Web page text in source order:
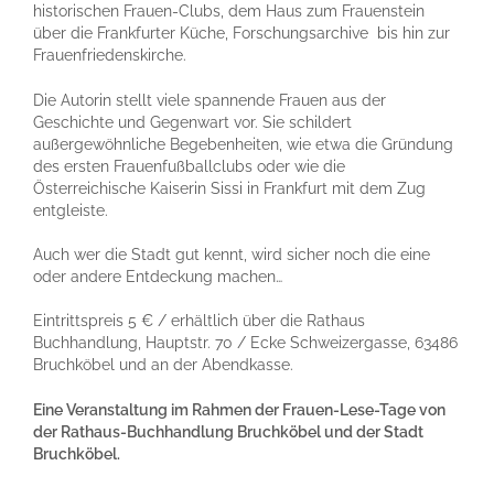
historischen Frauen-Clubs, dem Haus zum Frauenstein
über die Frankfurter Küche, Forschungsarchive bis hin zur
Frauenfriedenskirche.
Die Autorin stellt viele spannende Frauen aus der
Geschichte und Gegenwart vor. Sie schildert
außergewöhnliche Begebenheiten, wie etwa die Gründung
des ersten Frauenfußballclubs oder wie die
Österreichische Kaiserin Sissi in Frankfurt mit dem Zug
entgleiste.
Auch wer die Stadt gut kennt, wird sicher noch die eine
oder andere Entdeckung machen…
Eintrittspreis 5 € / erhältlich über die Rathaus
Buchhandlung, Hauptstr. 70 / Ecke Schweizergasse, 63486
Bruchköbel und an der Abendkasse.
Eine Veranstaltung im Rahmen der Frauen-Lese-Tage von
der Rathaus-Buchhandlung Bruchköbel und der Stadt
Bruchköbel.